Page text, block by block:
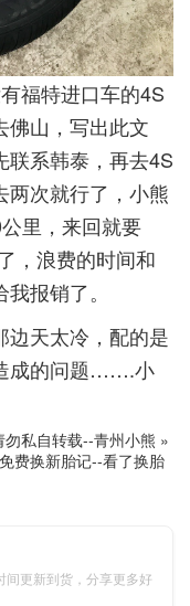
福特进口车的4S
佛山，写出此文
联系韩泰，再去4S
两次就行了，小熊
里，来回就要
，浪费的时间和
报销了。
边天太冷，配的是
成的问题…….小
私自转载--青州小熊 »
费换新胎记--看了换胎
间更新到货，分享更多好